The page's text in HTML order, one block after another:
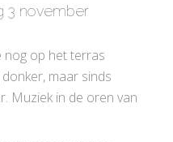
3 november
op het terras
maar sinds
Muziek in de oren van